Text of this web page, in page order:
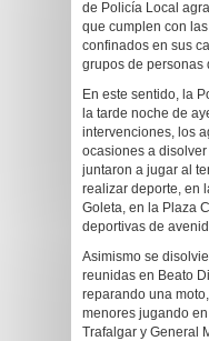
de Policía Local
que cumplen con
confinados en sus
grupos de personas
En este sentido, la
la tarde noche de
intervenciones, los
ocasiones a
juntaron a jugar al
realizar deporte, en
Goleta, en la Plaza
deportivas de
Asimismo se
reunidas en Beato
reparando una
menores jugando
Trafalgar y General